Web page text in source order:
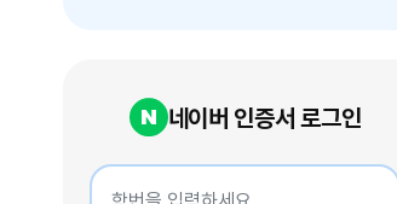
네이버 인증서 로그인
네이버 인증서 로그인
학번